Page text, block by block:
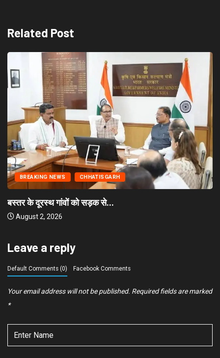
Related Post
BREAKING NEWS CHHATISGARH
बस्तर के दूरस्थ गांवों को सड़क से...
August 2, 2026
Leave a reply
Default Comments (0) Facebook Comments
Your email address will not be published. Required fields are marked
*